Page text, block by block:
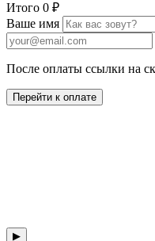
Итого 0 ₽
Ваше имя
После оплаты ссылки на
Перейти к оплате
▶